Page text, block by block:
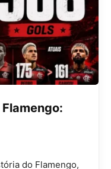
do Flamengo,